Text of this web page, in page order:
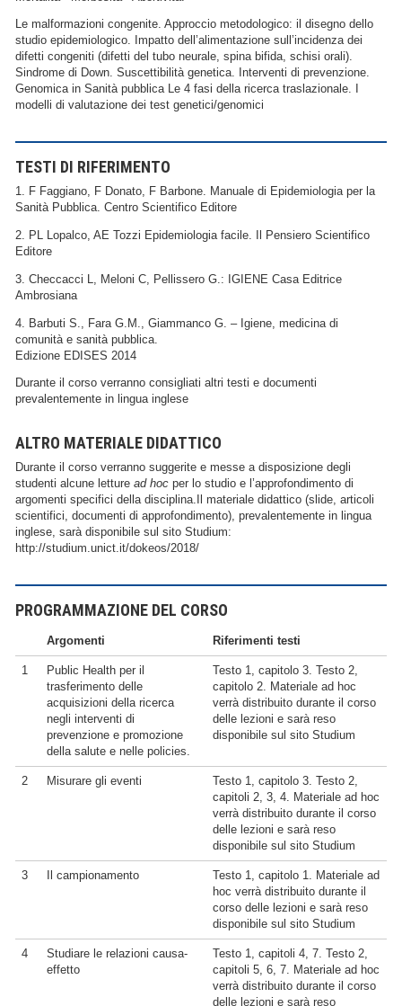
Le malformazioni congenite. Approccio metodologico: il disegno dello
studio epidemiologico. Impatto dell’alimentazione sull’incidenza dei
difetti congeniti (difetti del tubo neurale, spina bifida, schisi orali).
Sindrome di Down. Suscettibilità genetica. Interventi di prevenzione.
Genomica in Sanità pubblica Le 4 fasi della ricerca traslazionale. I
modelli di valutazione dei test genetici/genomici
TESTI DI RIFERIMENTO
1. F Faggiano, F Donato, F Barbone. Manuale di Epidemiologia per la
Sanità Pubblica. Centro Scientifico Editore
2. PL Lopalco, AE Tozzi Epidemiologia facile. Il Pensiero Scientifico
Editore
3. Checcacci L, Meloni C, Pellissero G.: IGIENE Casa Editrice
Ambrosiana
4. Barbuti S., Fara G.M., Giammanco G. – Igiene, medicina di
comunità e sanità pubblica.
Edizione EDISES 2014
Durante il corso verranno consigliati altri testi e documenti
prevalentemente in lingua inglese
ALTRO MATERIALE DIDATTICO
Durante il corso verranno suggerite e messe a disposizione degli
studenti alcune letture ad hoc per lo studio e l’approfondimento di
argomenti specifici della disciplina.Il materiale didattico (slide, articoli
scientifici, documenti di approfondimento), prevalentemente in lingua
inglese, sarà disponibile sul sito Studium:
http://studium.unict.it/dokeos/2018/
PROGRAMMAZIONE DEL CORSO
Argomenti Riferimenti testi
1
Public Health per il
trasferimento delle
acquisizioni della ricerca
negli interventi di
prevenzione e promozione
della salute e nelle policies.
Testo 1, capitolo 3. Testo 2,
capitolo 2. Materiale ad hoc
verrà distribuito durante il corso
delle lezioni e sarà reso
disponibile sul sito Studium
2 Misurare gli eventi
Testo 1, capitolo 3. Testo 2,
capitoli 2, 3, 4. Materiale ad hoc
verrà distribuito durante il corso
delle lezioni e sarà reso
disponibile sul sito Studium
3 Il campionamento
Testo 1, capitolo 1. Materiale ad
hoc verrà distribuito durante il
corso delle lezioni e sarà reso
disponibile sul sito Studium
4
Studiare le relazioni causa-
effetto
Testo 1, capitoli 4, 7. Testo 2,
capitoli 5, 6, 7. Materiale ad hoc
verrà distribuito durante il corso
delle lezioni e sarà reso